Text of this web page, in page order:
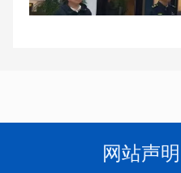
网站声明